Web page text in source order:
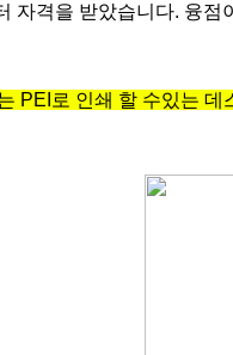
자격을 받았습니다. 융
PEI로 인쇄 할 수있는